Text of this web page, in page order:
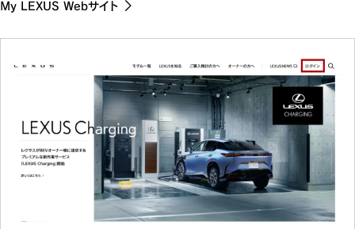
My LEXUS Webサイト